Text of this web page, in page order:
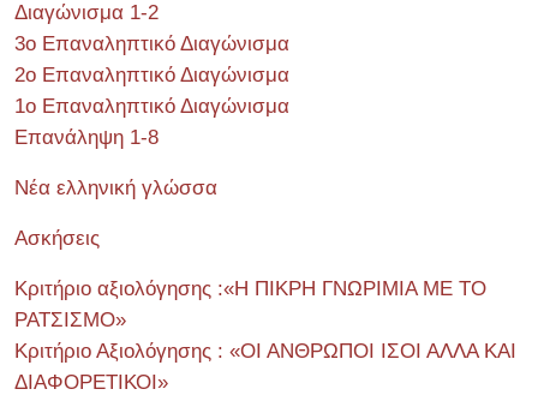
Διαγώνισμα 1-2
3ο Επαναληπτικό Διαγώνισμα
2ο Επαναληπτικό Διαγώνισμα
1ο Επαναληπτικό Διαγώνισμα
Επανάληψη 1-8
Νέα ελληνική γλώσσα
Ασκήσεις
Κριτήριο αξιολόγησης :«Η ΠΙΚΡΗ ΓΝΩΡΙΜΙΑ ΜΕ ΤΟ
ΡΑΤΣΙΣΜΟ»
Κριτήριο Αξιολόγησης : «ΟΙ ΑΝΘΡΩΠΟΙ ΙΣΟΙ ΑΛΛΑ ΚΑΙ
ΔΙΑΦΟΡΕΤΙΚΟΙ»